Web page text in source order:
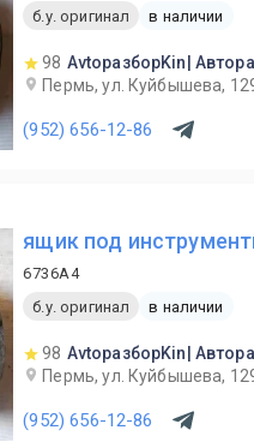
б.у. оригинал
в наличии
98 AvtoразборKin|
Пермь, ул. Куйбышева,
(952) 656-12-86
ящик под
6736A4
б.у. оригинал
в наличии
98 AvtoразборKin|
Пермь, ул. Куйбышева,
(952) 656-12-86